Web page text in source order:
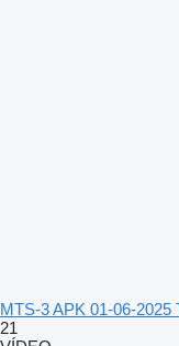
MTS-3 APK 01-06-2025
21